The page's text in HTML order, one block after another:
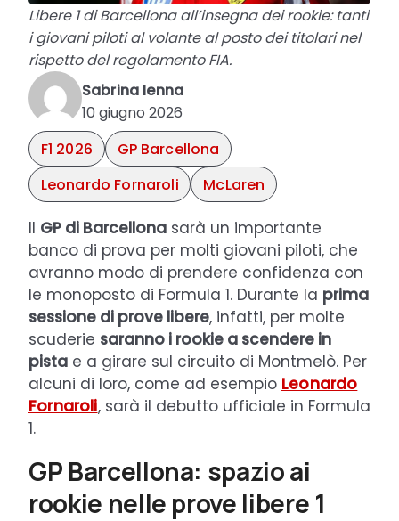
Libere 1 di Barcellona all’insegna dei rookie: tanti
i giovani piloti al volante al posto dei titolari nel
rispetto del regolamento FIA.
Sabrina Ienna
10 giugno 2026
F1 2026
GP Barcellona
Leonardo Fornaroli
McLaren
Il GP di Barcellona sarà un importante
banco di prova per molti giovani piloti, che
avranno modo di prendere confidenza con
le monoposto di Formula 1. Durante la prima
sessione di prove libere, infatti, per molte
scuderie saranno i rookie a scendere in
pista e a girare sul circuito di Montmelò. Per
alcuni di loro, come ad esempio Leonardo
Fornaroli, sarà il debutto ufficiale in Formula
1.
GP Barcellona: spazio ai
rookie nelle prove libere 1